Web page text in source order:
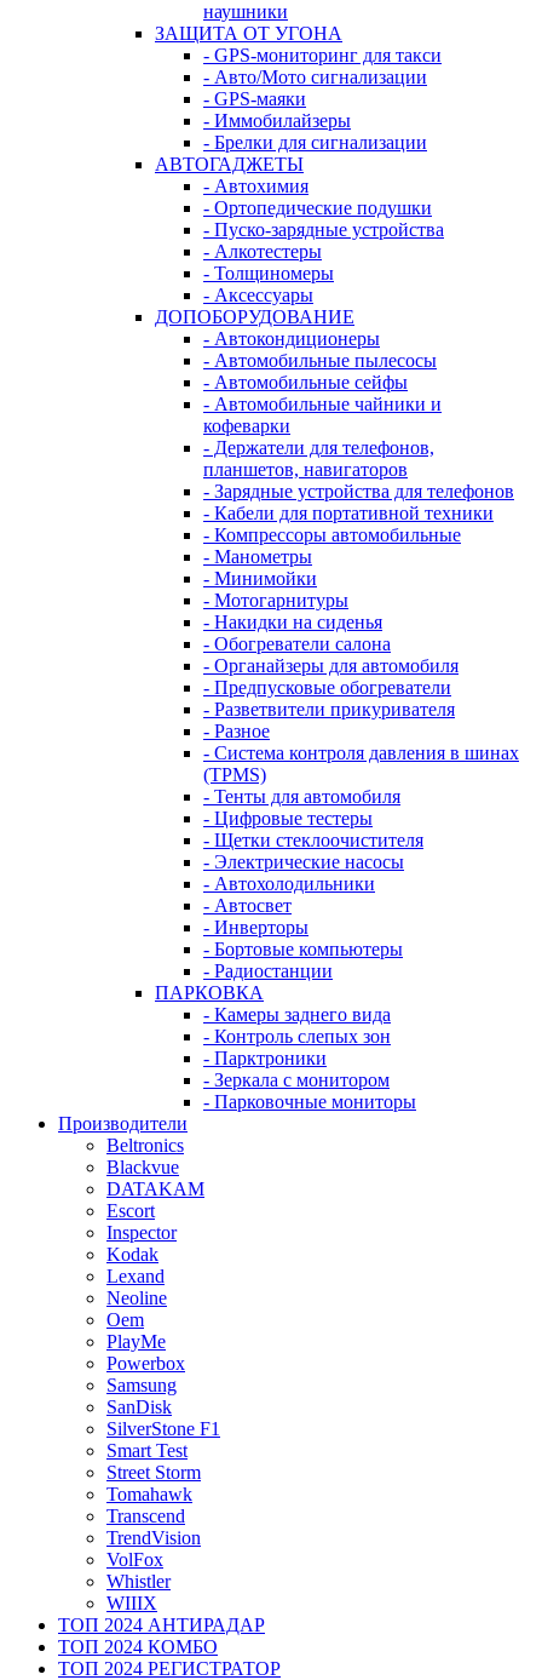
наушники
ЗАЩИТА ОТ УГОНА
- GPS-мониторинг для такси
- Авто/Мото сигнализации
- GPS-маяки
- Иммобилайзеры
- Брелки для сигнализации
АВТОГАДЖЕТЫ
- Автохимия
- Ортопедические подушки
- Пуско-зарядные устройства
- Алкотестеры
- Толщиномеры
- Аксессуары
ДОПОБОРУДОВАНИЕ
- Автокондиционеры
- Автомобильные пылесосы
- Автомобильные сейфы
- Автомобильные чайники и
кофеварки
- Держатели для телефонов,
планшетов, навигаторов
- Зарядные устройства для телефонов
- Кабели для портативной техники
- Компрессоры автомобильные
- Манометры
- Минимойки
- Мотогарнитуры
- Накидки на сиденья
- Обогреватели салона
- Органайзеры для автомобиля
- Предпусковые обогреватели
- Разветвители прикуривателя
- Разное
- Система контроля давления в шинах
(TPMS)
- Тенты для автомобиля
- Цифровые тестеры
- Щетки стеклоочистителя
- Электрические насосы
- Автохолодильники
- Автосвет
- Инверторы
- Бортовые компьютеры
- Радиостанции
ПАРКОВКА
- Камеры заднего вида
- Контроль слепых зон
- Парктроники
- Зеркала с монитором
- Парковочные мониторы
Производители
Beltronics
Blackvue
DATAKAM
Escort
Inspector
Kodak
Lexand
Neoline
Oem
PlayMe
Powerbox
Samsung
SanDisk
SilverStone F1
Smart Test
Street Storm
Tomahawk
Transcend
TrendVision
VolFox
Whistler
WIIIX
ТОП 2024 АНТИРАДАР
ТОП 2024 КОМБО
ТОП 2024 РЕГИСТРАТОР